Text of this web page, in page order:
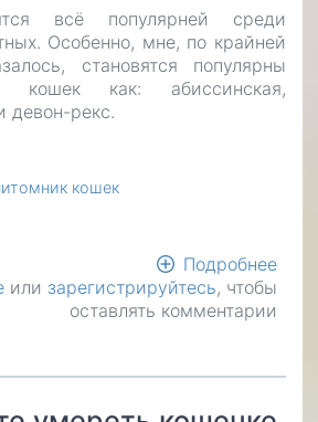
всё популярней среди
Особенно, мне, по крайней
становятся популярны
кошек как: абиссинская,
девон-рекс.
кошек
Подробнее
или зарегистрируйтесь, чтобы
оставлять комментарии